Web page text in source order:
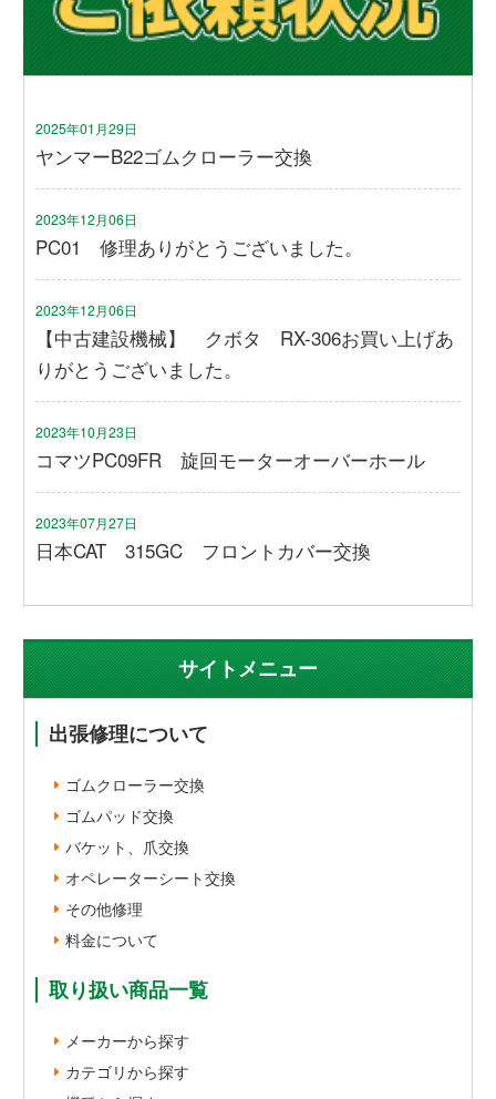
2025年01月29日
ヤンマーB22ゴムクローラー交換
2023年12月06日
PC01 修理ありがとうございました。
2023年12月06日
【中古建設機械】 クボタ RX-306お買い上げあ
りがとうございました。
2023年10月23日
コマツPC09FR 旋回モーターオーバーホール
2023年07月27日
日本CAT 315GC フロントカバー交換
サイトメニュー
出張修理について
ゴムクローラー交換
ゴムパッド交換
バケット、爪交換
オペレーターシート交換
その他修理
料金について
取り扱い商品一覧
メーカーから探す
カテゴリから探す